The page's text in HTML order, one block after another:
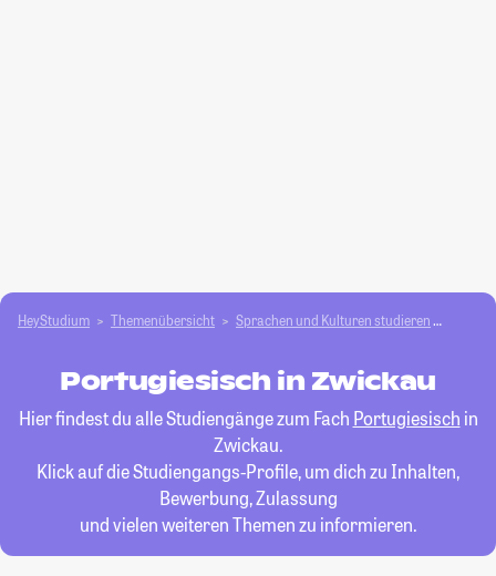
HeyStudium Themenübersicht Sprachen und Kulturen studieren
Portugiesisch in Zwickau
Hier findest du alle Studiengänge zum Fach Portugiesisch in
Zwickau.
Klick auf die Studiengangs-Profile, um dich zu Inhalten,
Bewerbung, Zulassung
und vielen weiteren Themen zu informieren.